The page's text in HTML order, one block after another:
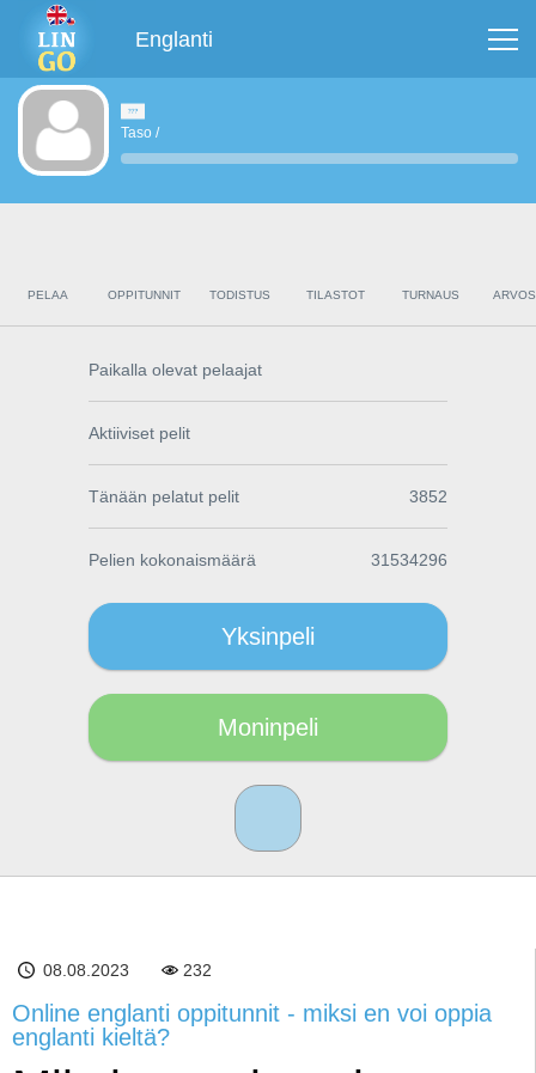
Englanti
Taso /
PELAA OPPITUNNIT TODISTUS TILASTOT TURNAUS
Paikalla olevat pelaajat
Aktiiviset pelit
Tänään pelatut pelit 3852
Pelien kokonaismäärä 31534296
Yksinpeli
Moninpeli
08.08.2023 232
Online englanti oppitunnit - miksi en voi oppia
englanti kieltä?